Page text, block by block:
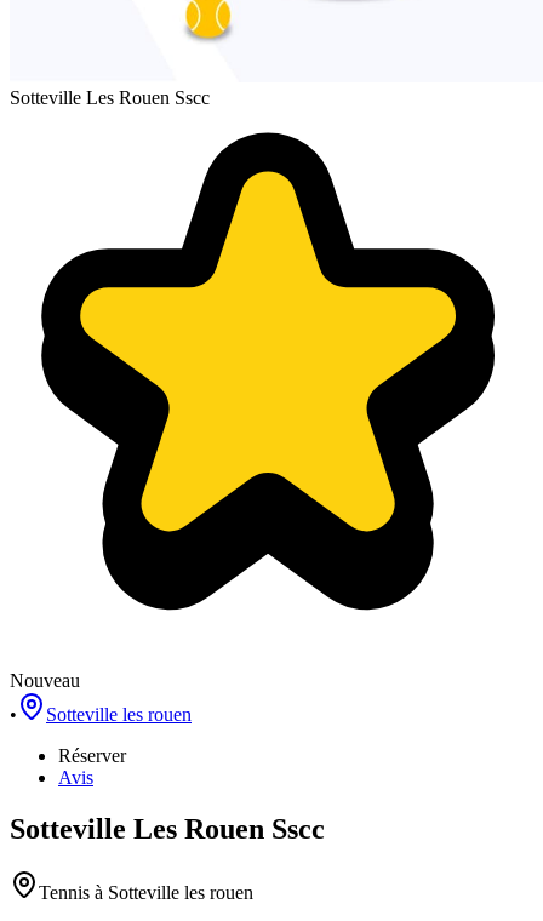
Sotteville Les Rouen Sscc
Nouveau
•
Sotteville les rouen
Réserver
Avis
Sotteville Les Rouen Sscc
Tennis à Sotteville les rouen